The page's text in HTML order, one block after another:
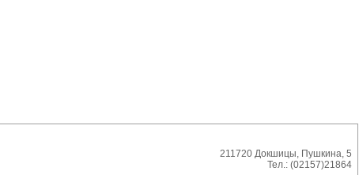
211720 Докшицы, Пушкина, 5
Тел.: (02157)21864